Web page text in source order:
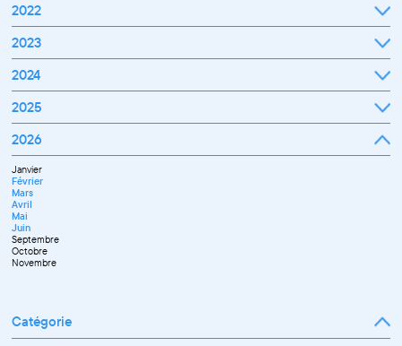
Septembre
Octobre
Novembre
Décembre
2022
Janvier
Février
Mars
Avril
Juillet
Septembre
Octobre
Novembre
Décembre
2023
Janvier
Février
Mars
Avril
Septembre
Octobre
Novembre
Décembre
2024
Janvier
Février
Mars
Avril
Juillet
Septembre
Novembre
Décembre
2025
Janvier
Février
Mars
Avril
Mai
Juin
Juillet
Septembre
Octobre
Novembre
Décembre
2026
Janvier
Février
Mars
Avril
Mai
Juin
Septembre
Octobre
Novembre
Catégorie